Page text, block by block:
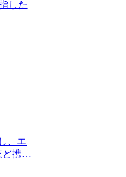
転職
テン
から
、既
当然
ちま
トラ
し
ンサ
評価
進し
た。
ップ
感じ
知っ
う詳
トと
ティ
のは
教え
以上
き満
した
、エ
携わ